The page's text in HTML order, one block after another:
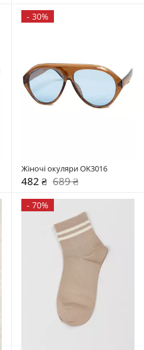
- 30%
Жіночі окуляри OK3016
482 ₴ 689 ₴
- 70%